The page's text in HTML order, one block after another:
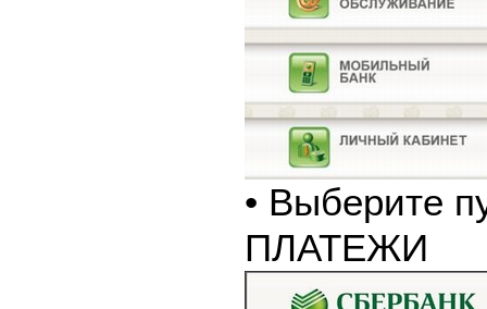
• Выберите
ПЛАТЕЖИ